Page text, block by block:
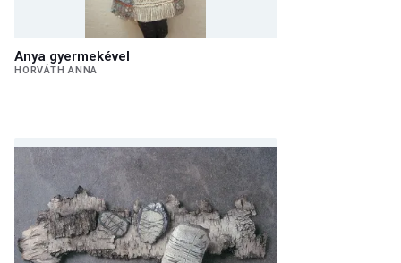
Anya gyermekével
HORVÁTH ANNA